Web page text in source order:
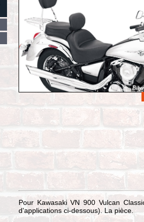
Pour Kawasaki VN 900 Vulcan
d'applications ci-dessous). La pièce.